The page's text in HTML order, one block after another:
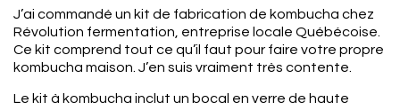
J’ai commandé un kit de fabrication de kombucha chez
Révolution fermentation, entreprise locale Québécoise.
Ce kit comprend tout ce qu’il faut pour faire votre propre
kombucha maison. J’en suis vraiment très contente.
Le kit à kombucha inclut un bocal en verre de haute